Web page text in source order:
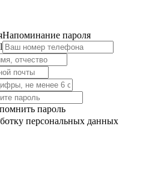
Напоминание пароля
пароль
персональных данных